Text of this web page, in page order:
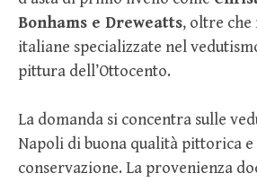
Bonhams e Dreweatts, oltre
italiane specializzate nel
pittura dell’Ottocento.
La domanda si concentra sulle
Napoli di buona qualità pittorica
conservazione. La provenienza